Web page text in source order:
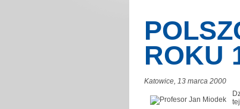
ROKU
Katowice, 13 marca 2000